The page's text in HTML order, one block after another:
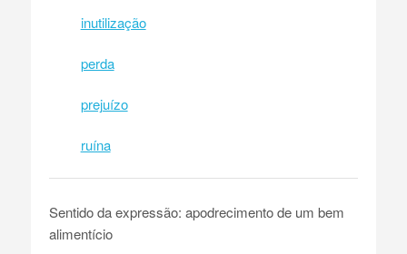
inutilização
perda
prejuízo
ruína
Sentido da expressão: apodrecimento de um bem
alimentício